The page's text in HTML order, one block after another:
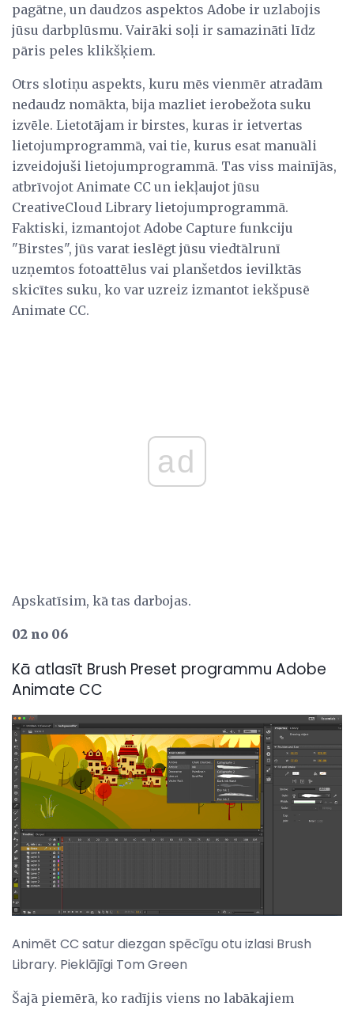
pagātne, un daudzos aspektos Adobe ir uzlabojis
jūsu darbplūsmu. Vairāki soļi ir samazināti līdz
pāris peles klikšķiem.
Otrs slotiņu aspekts, kuru mēs vienmēr atradām
nedaudz nomākta, bija mazliet ierobežota suku
izvēle. Lietotājam ir birstes, kuras ir ietvertas
lietojumprogrammā, vai tie, kurus esat manuāli
izveidojuši lietojumprogrammā. Tas viss mainījās,
atbrīvojot Animate CC un iekļaujot jūsu
CreativeCloud Library lietojumprogrammā.
Faktiski, izmantojot Adobe Capture funkciju
"Birstes", jūs varat ieslēgt jūsu viedtālrunī
uzņemtos fotoattēlus vai planšetdos ievilktās
skicītes suku, ko var uzreiz izmantot iekšpusē
Animate CC.
ad
Apskatīsim, kā tas darbojas.
02 no 06
Kā atlasīt Brush Preset programmu Adobe
Animate CC
Animēt CC satur diezgan spēcīgu otu izlasi Brush
Library. Pieklājīgi Tom Green
Šajā piemērā, ko radījis viens no labākajiem